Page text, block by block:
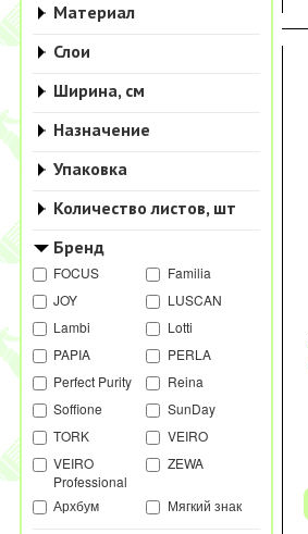
Материал
Слои
Ширина, см
Назначение
Упаковка
Количество листов, шт
Бренд
FOCUS
Familia
JOY
LUSCAN
Lambi
Lotti
PAPIA
PERLA
Perfect Purity
Reina
Soffione
SunDay
TORK
VEIRO
VEIRO
Professional
ZEWA
Архбум Мягкий знак